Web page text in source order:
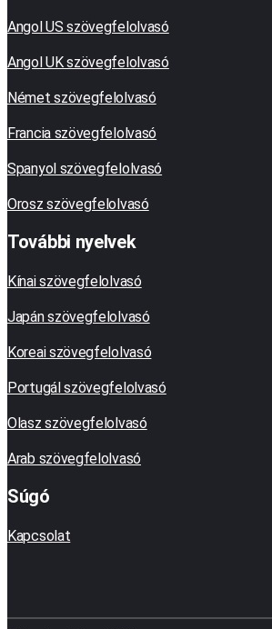
Angol US szövegfelolvasó
Angol UK szövegfelolvasó
Német szövegfelolvasó
Francia szövegfelolvasó
Spanyol szövegfelolvasó
Orosz szövegfelolvasó
További nyelvek
Kínai szövegfelolvasó
Japán szövegfelolvasó
Koreai szövegfelolvasó
Portugál szövegfelolvasó
Olasz szövegfelolvasó
Arab szövegfelolvasó
Súgó
Kapcsolat